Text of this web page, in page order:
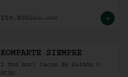
$59.800$92.000
KOMPARTE SIEMPRE
2 Und Nori tacos de Salmón o
Atún.